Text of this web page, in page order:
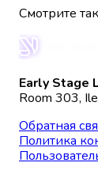
Смотрите
Early Stage
Room 303,
Обратная
Политика